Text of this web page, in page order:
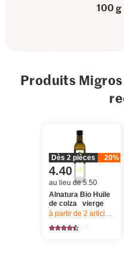
100 g
Produits
Dès 2 pièces 20%
4.40
au lieu de 5.50
Alnatura Bio Huile
de colza vierge
à partir de 2 articles,